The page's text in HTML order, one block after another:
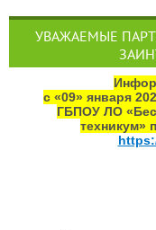
УВАЖАЕМЫЕ
с «09» января
ГБПОУ ЛО
техникум»